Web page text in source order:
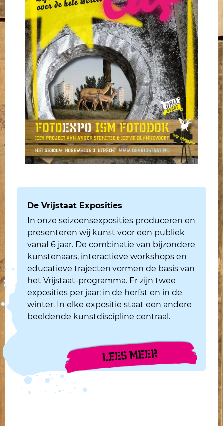
De Vrijstaat Exposities
In onze seizoensexposities produceren en
presenteren wij kunst voor een publiek
vanaf 6 jaar. De combinatie van bijzondere
kunstenaars, interactieve workshops en
educatieve trajecten vormen de basis van
het Vrijstaat-programma. Er zijn twee
exposities per jaar: in de herfst en in de
winter. In elke expositie staat een andere
beeldende kunstdiscipline centraal.
LEES MEER